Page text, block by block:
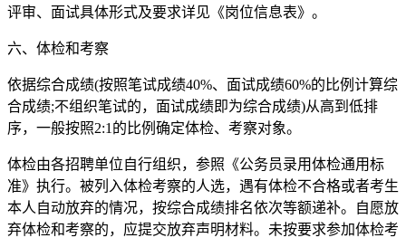
评审、面试具体形式及要求详见《岗位信息表》。
六、体检和考察
依据综合成绩(按照笔试成绩40%、面试成绩60%的比例计算综
合成绩;不组织笔试的，面试成绩即为综合成绩)从高到低排
序，一般按照2:1的比例确定体检、考察对象。
体检由各招聘单位自行组织，参照《公务员录用体检通用标
准》执行。被列入体检考察的人选，遇有体检不合格或者考生
本人自动放弃的情况，按综合成绩排名依次等额递补。自愿放
弃体检和考察的，应提交放弃声明材料。未按要求参加体检考